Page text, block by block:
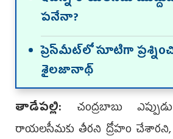
పనేనా?
ప్రెస్‌మీట్‌లో సూటిగా
శైలజానాథ్‌
తాడేపల్లి: చంద్రబాబు
రాయలసీమకు తీరని ద్రోహం చేశారని,